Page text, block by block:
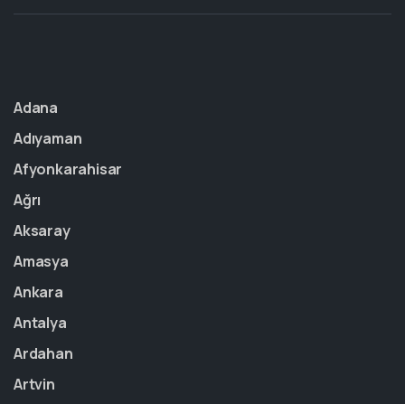
Adana
Adıyaman
Afyonkarahisar
Ağrı
Aksaray
Amasya
Ankara
Antalya
Ardahan
Artvin